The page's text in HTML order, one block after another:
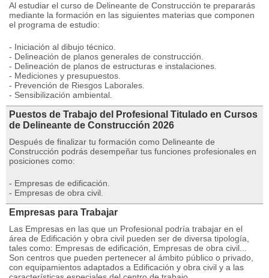
Al estudiar el curso de Delineante de Construcción te prepararás
mediante la formación en las siguientes materias que componen
el programa de estudio:
- Iniciación al dibujo técnico.
- Delineación de planos generales de construcción.
- Delineación de planos de estructuras e instalaciones.
- Mediciones y presupuestos.
- Prevención de Riesgos Laborales.
- Sensibilización ambiental.
Puestos de Trabajo del Profesional Titulado en Cursos
de Delineante de Construcción 2026
Después de finalizar tu formación como Delineante de
Construcción podrás desempeñar tus funciones profesionales en
posiciones como:
- Empresas de edificación.
- Empresas de obra civil.
Empresas para Trabajar
Las Empresas en las que un Profesional podría trabajar en el
área de Edificación y obra civil pueden ser de diversa tipología,
tales como: Empresas de edificación, Empresas de obra civil...
Son centros que pueden pertenecer al ámbito público o privado,
con equipamientos adaptados a Edificación y obra civil y a las